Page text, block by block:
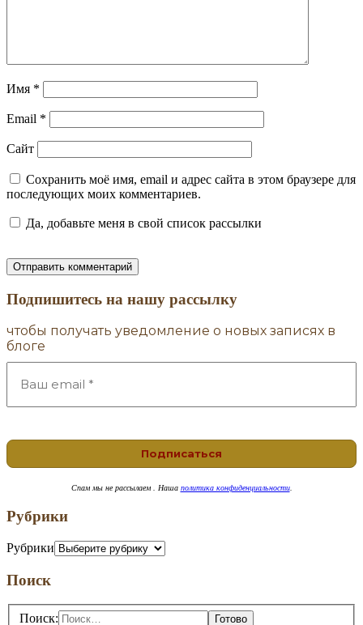
Имя *
Email *
Сайт
Сохранить моё имя, email и адрес сайта в этом браузере для
последующих моих комментариев.
Да, добавьте меня в свой список рассылки
Подпишитесь на нашу рассылку
чтобы получать уведомление о новых записях в
блоге
Спам мы не рассылаем . Наша политика конфиденциальности.
Рубрики
Рубрики
Поиск
Поиск: